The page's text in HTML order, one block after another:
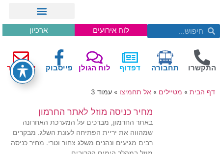
לוח אירועים ארכיון
התקשרו תחבורה דפדוף לוח הגולן פייסבוק צור קשר
דף הבית » מטיילים » אל תחמיצו » עמוד 3
מחיר כניסה מוזל לאתר החרמון
באתר החרמון, מברכים על המערכת האחרונה
שמהווה את יריית הפתיחה לעונת השלג. מבקרים
רבים מגיעים ונהנים משלג צחור וטרי. מחיר כניסה